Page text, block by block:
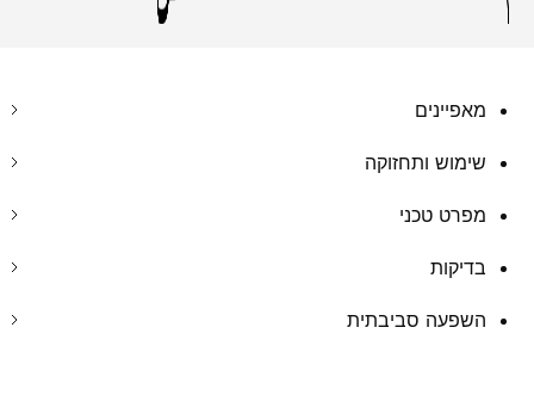
מאפיינים
שימוש ותחזוקה
מפרט טכני
בדיקות
השפעה סביבתית